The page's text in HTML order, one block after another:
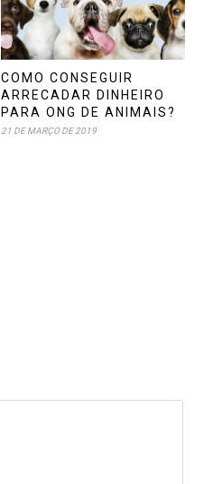
COMO CONSEGUIR
ARRECADAR DINHEIRO
PARA ONG DE ANIMAIS?
21 DE MARÇO DE 2019